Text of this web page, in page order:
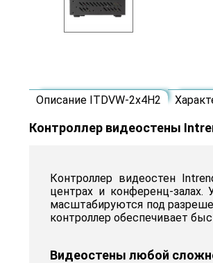
Описание ITDVW-2x4H2
Контроллер видеостены
Контроллер видеостен
центрах и конференц-
масштабируются под
контроллер обеспечивает
Видеостены любой